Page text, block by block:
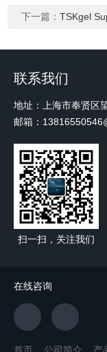
下一篇：TSKgel
联系我们
邮箱：
扫一扫，关注我们
在线咨询